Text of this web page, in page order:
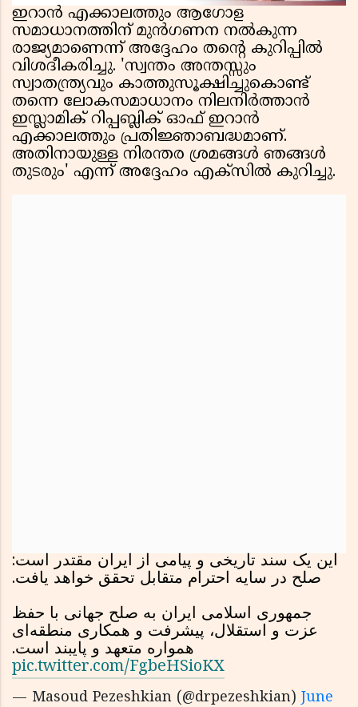
ഇറാൻ എക്കാലത്തും ആഗോള
സമാധാനത്തിന് മുൻഗണന നൽകുന്ന
രാജ്യമാണെന്ന് അദ്ദേഹം തൻ്റെ കുറിപ്പിൽ
വിശദീകരിച്ചു. 'സ്വന്തം അന്തസ്സും
സ്വാതന്ത്ര്യവും കാത്തുസൂക്ഷിച്ചുകൊണ്ട്
തന്നെ ലോകസമാധാനം നിലനിർത്താൻ
ഇസ്ലാമിക് റിപ്പബ്ലിക് ഓഫ് ഇറാൻ
എക്കാലത്തും പ്രതിജ്ഞാബദ്ധമാണ്.
അതിനായുള്ള നിരന്തര ശ്രമങ്ങൾ ഞങ്ങൾ
തുടരും' എന്ന് അദ്ദേഹം എക്സിൽ കുറിച്ചു.
این یک سند تاریخی و پیامی از ایران مقتدر است:
صلح در سایه احترام متقابل تحقق خواهد یافت.
جمهوری اسلامی ایران به صلح جهانی با حفظ
عزت و استقلال، پیشرفت و همکاری منطقه‌ای
همواره متعهد و پایبند است.
pic.twitter.com/FgbeHSioKX
— Masoud Pezeshkian (@drpezeshkian) June